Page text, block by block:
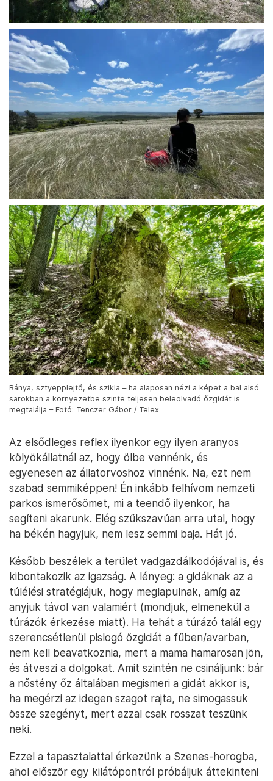
Bánya, sztyepplejtő, és szikla – ha alaposan nézi a képet a bal alsó
sarokban a környezetbe szinte teljesen beleolvadó őzgidát is
megtalálja – Fotó: Tenczer Gábor / Telex
Az elsődleges reflex ilyenkor egy ilyen aranyos
kölyökállatnál az, hogy ölbe vennénk, és
egyenesen az állatorvoshoz vinnénk. Na, ezt nem
szabad semmiképpen! Én inkább felhívom nemzeti
parkos ismerősömet, mi a teendő ilyenkor, ha
segíteni akarunk. Elég szűkszavúan arra utal, hogy
ha békén hagyjuk, nem lesz semmi baja. Hát jó.
Később beszélek a terület vadgazdálkodójával is, és
kibontakozik az igazság. A lényeg: a gidáknak az a
túlélési stratégiájuk, hogy meglapulnak, amíg az
anyjuk távol van valamiért (mondjuk, elmenekül a
túrázók érkezése miatt). Ha tehát a túrázó talál egy
szerencsétlenül pislogó őzgidát a fűben/avarban,
nem kell beavatkoznia, mert a mama hamarosan jön,
és átveszi a dolgokat. Amit szintén ne csináljunk: bár
a nőstény őz általában megismeri a gidát akkor is,
ha megérzi az idegen szagot rajta, ne simogassuk
össze szegényt, mert azzal csak rosszat teszünk
neki.
Ezzel a tapasztalattal érkezünk a Szenes-horogba,
ahol először egy kilátópontról próbáljuk áttekinteni